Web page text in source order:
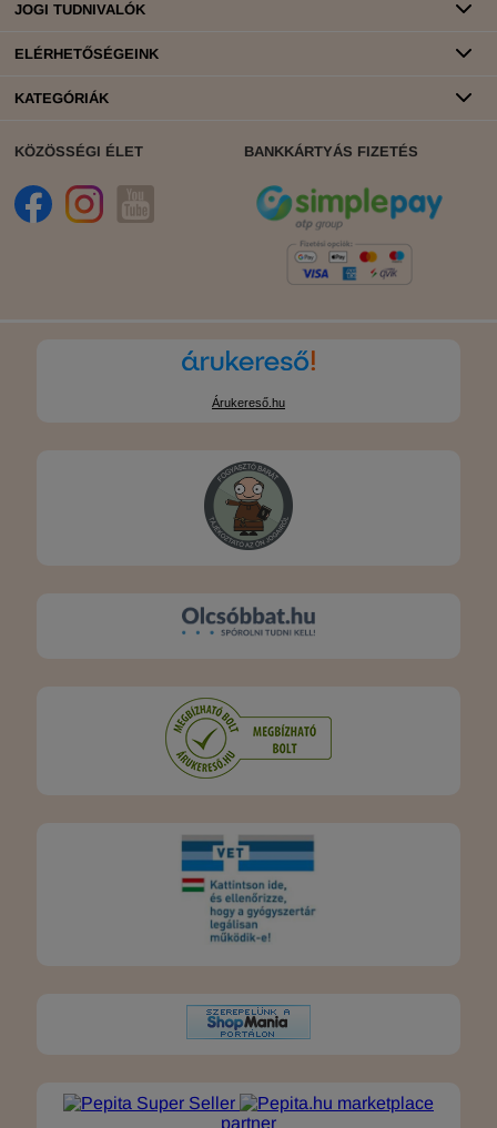
JOGI TUDNIVALÓK
ELÉRHETŐSÉGEINK
KATEGÓRIÁK
KÖZÖSSÉGI ÉLET BANKKÁRTYÁS FIZETÉS
Árukereső.hu
marketplace
partner